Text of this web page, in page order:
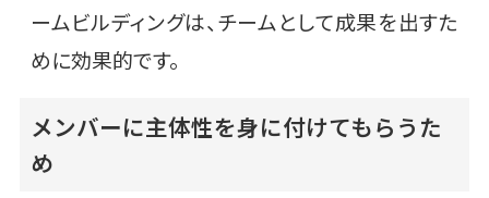
ームビルディングは、チームとして成果を出すた
めに効果的です。
メンバーに主体性を身に付けてもらうた
め